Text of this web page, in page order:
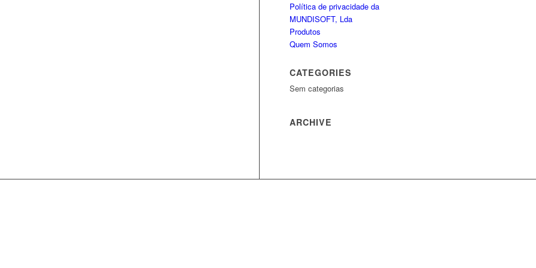
Política de privacidade da
MUNDISOFT, Lda
Produtos
Quem Somos
CATEGORIES
Sem categorias
ARCHIVE